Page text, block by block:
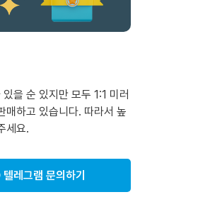
을 순 있지만 모두 1:1 미러
매하고 있습니다. 따라서 높
세요.
텔레그램 문의하기